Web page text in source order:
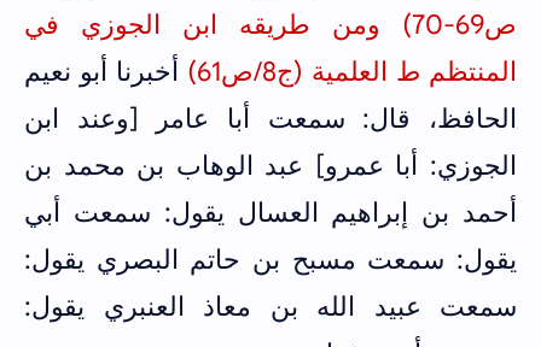
ص69-70) ومن طريقه ابن الجوزي في
المنتظم ط العلمية (ج8/ص61)
أخبرنا أبو نعيم
الحافظ، قال: سمعت أبا عامر [وعند ابن
الجوزي: أبا عمرو] عبد الوهاب بن محمد بن
أحمد بن إبراهيم العسال يقول: سمعت أبي
يقول: سمعت مسبح بن حاتم البصري يقول:
سمعت ‌عبيد ‌الله ‌بن ‌معاذ العنبري يقول: